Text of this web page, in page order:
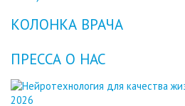
КОЛОНКА ВРАЧА
ПРЕССА О НАС